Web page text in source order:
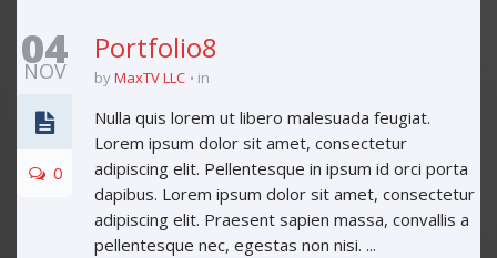
04
NOV
0
Portfolio8
byMaxTV LLC in
Nulla quis lorem ut libero malesuada feugiat.
Lorem ipsum dolor sit amet, consectetur
adipiscing elit. Pellentesque in ipsum id orci porta
dapibus. Lorem ipsum dolor sit amet, consectetur
adipiscing elit. Praesent sapien massa, convallis a
pellentesque nec, egestas non nisi. ...